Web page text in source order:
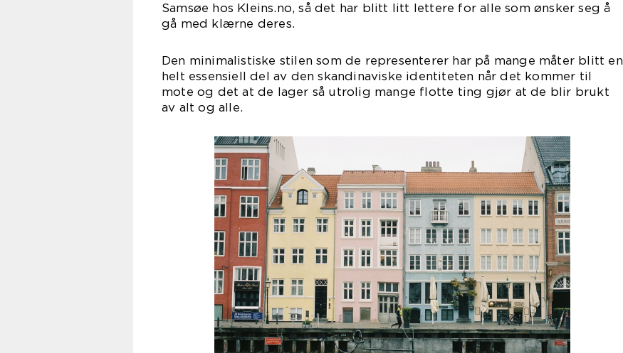
Samsøe hos Kleins.no, så det har blitt litt lettere for alle som ønsker seg å
gå med klærne deres.
Den minimalistiske stilen som de representerer har på mange måter blitt en
helt essensiell del av den skandinaviske identiteten når det kommer til
mote og det at de lager så utrolig mange flotte ting gjør at de blir brukt
av alt og alle.